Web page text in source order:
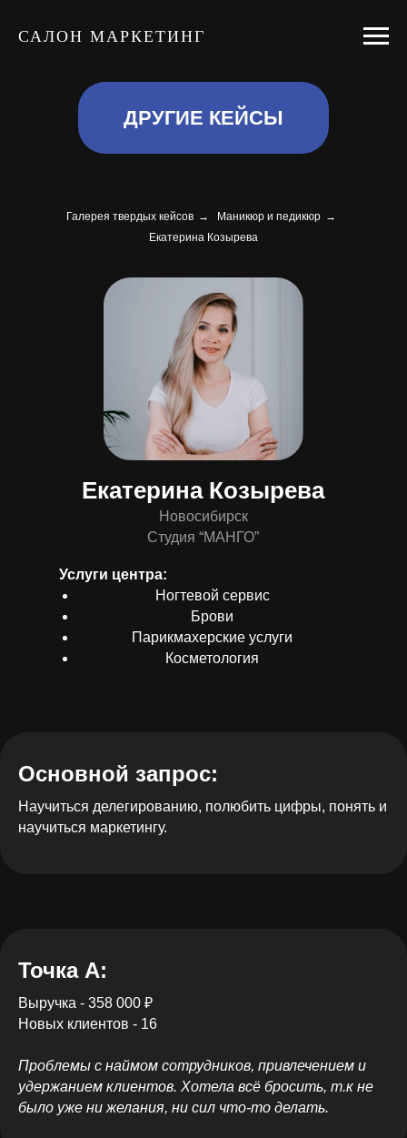
САЛОН МАРКЕТИНГ
ДРУГИЕ КЕЙСЫ
Галерея твердых кейсов → Маникюр и педикюр →
Екатерина Козырева
Екатерина Козырева
Новосибирск
Студия “МАНГО”
Услуги центра:
Ногтевой сервис
Брови
Парикмахерские услуги
Косметология
Основной запрос:
Научиться делегированию, полюбить цифры, понять и
научиться маркетингу.
Точка А:
Выручка - 358 000 ₽
Новых клиентов - 16
Проблемы с наймом сотрудников, привлечением и
удержанием клиентов. Хотела всё бросить, т.к не
было уже ни желания, ни сил что-то делать.